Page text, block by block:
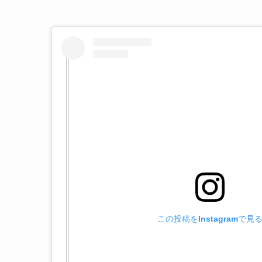
この投稿をInstagramで見る